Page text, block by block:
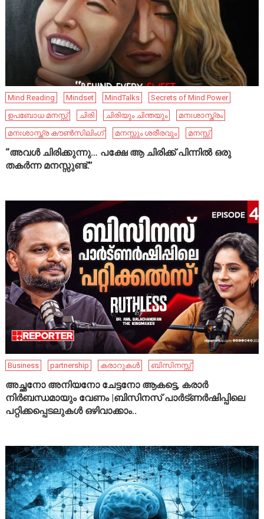
Mind Reading Mindset MindTalks
Secrets of Mind Power
ഉപബോധ മനസ്സ്
ചിരി ചിരിയും ചിന്തയും
മനഃശാസ്ത്രം
മനഃശാസ്ത്ര കൗൺസിലിംഗ്
മനസ്സും ശരീരവും മനസ്സ്
“അവൾ ചിരിക്കുന്നു… പക്ഷേ ആ ചിരിക്ക് പിന്നിൽ ഒരു
തകർന്ന മനസ്സുണ്ട്.”
Business partnership കരാറുകൾ ബിസിനസ്സ്
അച്ഛനോ അനിയനോ ചേട്ടനോ ആകട്ടെ, കരാർ
നിർബന്ധമായും വേണം |ബിസിനസ് പാർട്ണർഷിപ്പിലെ
പറ്റിക്കപ്പെടലുകൾ ഒഴിവാക്കാം..